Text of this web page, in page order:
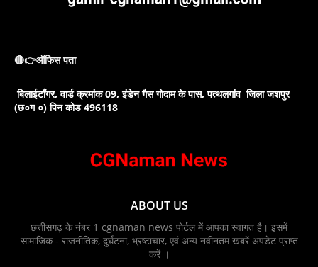
🔴👉ऑफिस पता
बिलाईटाँगर, वार्ड क्रमांक 09, इंडेन गैस गोदाम के पास, पत्थलगांव जिला जशपुर
(छ०ग ०) पिन कोड 496118
ABOUT US
छत्तीसगढ़ के नंबर 1 cgnaman news पोर्टल में आपका स्वागत है। इसमें
सामाजिक - राजनीतिक, दुर्घटना, भ्रष्टाचार, एवं अन्य नवीनतम खबरें अपडेट प्राप्त
करें ।